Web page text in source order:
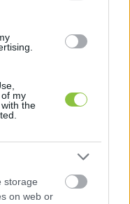
my
the
storage
on web or
körzetben hány
hogy bár a
is
nem